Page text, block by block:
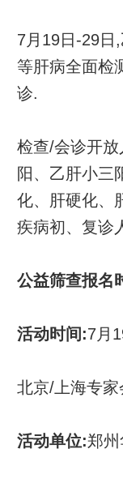
7月19日-29日
等肝病全面检
诊.
检查/会诊开
阳、乙肝小三
化、肝硬化、
疾病初、复诊
公益筛查报名
活动时间:7月
北京/上海专家
活动单位:郑